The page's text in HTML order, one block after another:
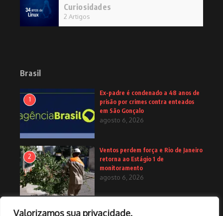
Valorizamos sua privacidade.
Curiosidades
2 Artigos
Brasil
1
Ex-padre é condenado a 48 anos de
prisão por crimes contra enteados
em São Gonçalo
agosto 6, 2026
2
Ventos perdem força e Rio de Janeiro
retorna ao Estágio 1 de
monitoramento
agosto 6, 2026
3